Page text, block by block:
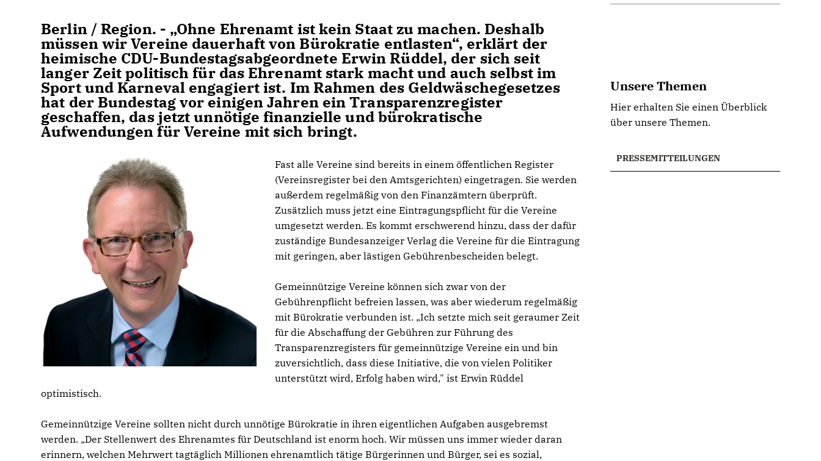
Berlin / Region. - „Ohne Ehrenamt ist kein Staat zu machen. Deshalb
müssen wir Vereine dauerhaft von Bürokratie entlasten“, erklärt der
heimische CDU-Bundestagsabgeordnete Erwin Rüddel, der sich seit
langer Zeit politisch für das Ehrenamt stark macht und auch selbst im
Sport und Karneval engagiert ist. Im Rahmen des Geldwäschegesetzes
hat der Bundestag vor einigen Jahren ein Transparenzregister
geschaffen, das jetzt unnötige finanzielle und bürokratische
Aufwendungen für Vereine mit sich bringt.
Fast alle Vereine sind bereits in einem öffentlichen Register
(Vereinsregister bei den Amtsgerichten) eingetragen. Sie werden
außerdem regelmäßig von den Finanzämtern überprüft.
Zusätzlich muss jetzt eine Eintragungspflicht für die Vereine
umgesetzt werden. Es kommt erschwerend hinzu, dass der dafür
zuständige Bundesanzeiger Verlag die Vereine für die Eintragung
mit geringen, aber lästigen Gebührenbescheiden belegt.
Gemeinnützige Vereine können sich zwar von der
Gebührenpflicht befreien lassen, was aber wiederum regelmäßig
mit Bürokratie verbunden ist. „Ich setzte mich seit geraumer Zeit
für die Abschaffung der Gebühren zur Führung des
Transparenzregisters für gemeinnützige Vereine ein und bin
zuversichtlich, dass diese Initiative, die von vielen Politiker
unterstützt wird, Erfolg haben wird," ist Erwin Rüddel
optimistisch.
Gemeinnützige Vereine sollten nicht durch unnötige Bürokratie in ihren eigentlichen Aufgaben ausgebremst
werden. „Der Stellenwert des Ehrenamtes für Deutschland ist enorm hoch. Wir müssen uns immer wieder daran
erinnern, welchen Mehrwert tagtäglich Millionen ehrenamtlich tätige Bürgerinnen und Bürger, sei es sozial,
Unsere Themen
Hier erhalten Sie einen Überblick
über unsere Themen.
PRESSEMITTEILUNGEN